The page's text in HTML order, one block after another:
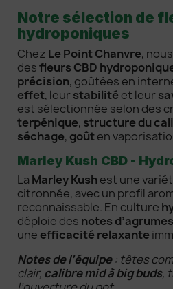
Notre sélection de
hydroponiques
Chez Le Point Chanvre,
desfleurs CBD
précision, goûtées en
effet, leur stabilité et leur
est sélectionnée selon des
terpénique, structure du
séchage, goûten
Marley Kush CBD -
La Marley Kushest une
citronnée, avec un profil
reconnaissable. En culture
déploie des notes
une efficacité relaxante
Notes de l’équipe: têtes
clair, calibre mid à big buds,